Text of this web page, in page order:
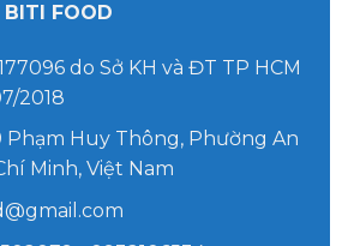
BITI FOOD
do Sở KH và ĐT TP HCM
2018
Phạm Huy Thông, Phường An
Minh, Việt Nam